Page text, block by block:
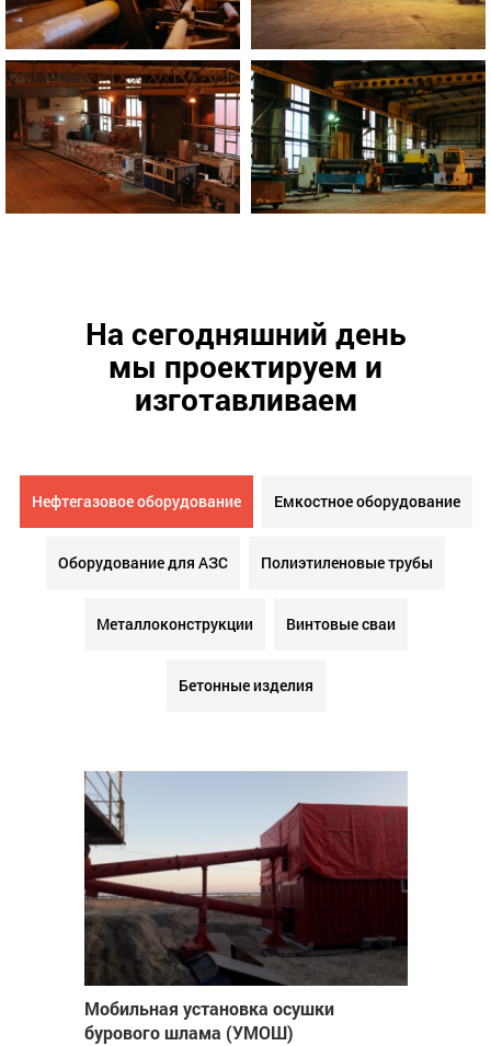
На сегодняшний день
мы проектируем и
изготавливаем
Нефтегазовое оборудование Емкостное оборудование
Оборудование для АЗС Полиэтиленовые трубы
Металлоконструкции Винтовые сваи
Бетонные изделия
Мобильная установка осушки
бурового шлама (УМОШ)